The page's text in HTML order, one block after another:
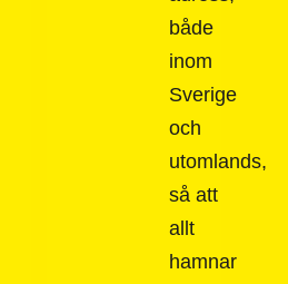
både
inom
Sverige
och
utomlands,
så att
allt
hamnar